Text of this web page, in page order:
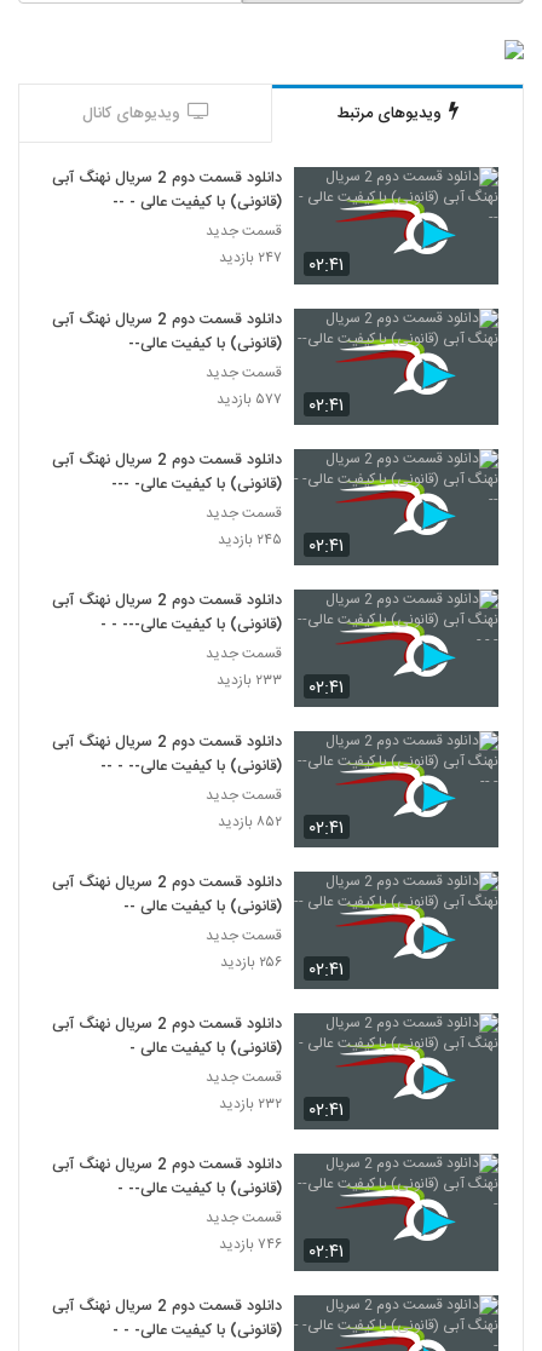
ویدیوهای مرتبط ویدیوهای کانال
۰۲:۴۱
دانلود قسمت دوم 2 سریال نهنگ آبی
(قانونی) با کیفیت عالی - --
قسمت جدید
۲۴۷ بازدید
۰۲:۴۱
دانلود قسمت دوم 2 سریال نهنگ آبی
(قانونی) با کیفیت عالی--
قسمت جدید
۵۷۷ بازدید
۰۲:۴۱
دانلود قسمت دوم 2 سریال نهنگ آبی
(قانونی) با کیفیت عالی- ---
قسمت جدید
۲۴۵ بازدید
۰۲:۴۱
دانلود قسمت دوم 2 سریال نهنگ آبی
(قانونی) با کیفیت عالی--- - -
قسمت جدید
۲۳۳ بازدید
۰۲:۴۱
دانلود قسمت دوم 2 سریال نهنگ آبی
(قانونی) با کیفیت عالی-- - --
قسمت جدید
۸۵۲ بازدید
۰۲:۴۱
دانلود قسمت دوم 2 سریال نهنگ آبی
(قانونی) با کیفیت عالی --
قسمت جدید
۲۵۶ بازدید
۰۲:۴۱
دانلود قسمت دوم 2 سریال نهنگ آبی
(قانونی) با کیفیت عالی -
قسمت جدید
۲۳۲ بازدید
۰۲:۴۱
دانلود قسمت دوم 2 سریال نهنگ آبی
(قانونی) با کیفیت عالی-- -
قسمت جدید
۷۴۶ بازدید
دانلود قسمت دوم 2 سریال نهنگ آبی
(قانونی) با کیفیت عالی- - -